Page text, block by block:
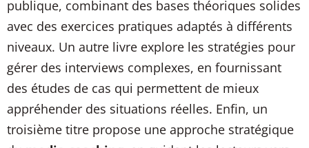
publique, combinant des bases théoriques solides
avec des exercices pratiques adaptés à différents
niveaux. Un autre livre explore les stratégies pour
gérer des interviews complexes, en fournissant
des études de cas qui permettent de mieux
appréhender des situations réelles. Enfin, un
troisième titre propose une approche stratégique